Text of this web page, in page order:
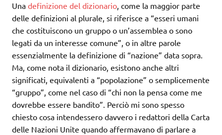
Una definizione del dizionario, come la maggior parte
delle definizioni al plurale, si riferisce a “esseri umani
che costituiscono un gruppo o un’assemblea o sono
legati da un interesse comune”, o in altre parole
essenzialmente la definizione di “nazione” data sopra.
Ma, come nota il dizionario, esistono anche altri
significati, equivalenti a “popolazione” o semplicemente
“gruppo”, come nel caso di “chi non la pensa come me
dovrebbe essere bandito”. Perciò mi sono spesso
chiesto cosa intendessero davvero i redattori della Carta
delle Nazioni Unite quando affermavano di parlare a